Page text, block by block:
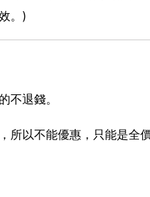
。)
不退錢。
所以不能優惠，只能是全價